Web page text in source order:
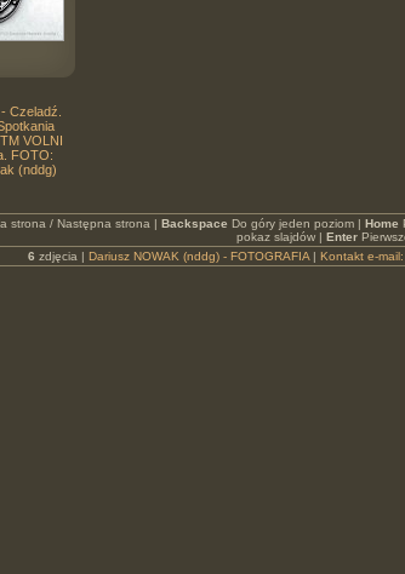
Czeladź.
VOLNI
FOTO:
(nddg)
strona / Następna strona | Backspace Do góry jeden poziom | Home
pokaz slajdów | Enter
6 zdjęcia | Dariusz NOWAK (nddg) - FOTOGRAFIA | Kontakt e-mail: